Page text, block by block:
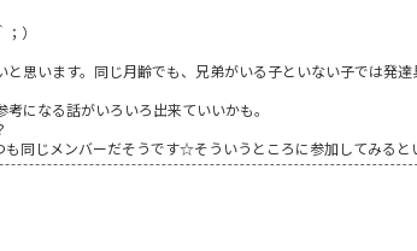
）
思います。同じ月齢でも、兄弟がいる子といない子では発
になる話がいろいろ出来ていいかも。
同じメンバーだそうです☆そういうところに参加してみると